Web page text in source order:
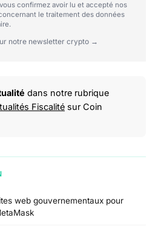
confirmez avoir lu et accepté nos
le traitement des données
notre newsletter crypto →
dans notre rubrique
Fiscalité sur Coin
web gouvernementaux pour